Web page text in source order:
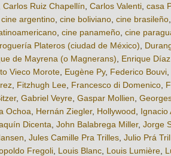
Carlos Ruiz Chapellín Carlos Valenti casa
cine argentino cine boliviano cine brasileño
cine panameño cine
Plateros (ciudad de México)
de Mayrena (o Magnerans)
Enrique
Vieco Morote Eugène Py, Federico Bouvi
Fitzhugh Lee Francesco di Domenico
, Gabriel Veyre Gaspar Mollien
Ochoa
Hernán Ziegler, Hollywood
Ignacio
Dicenta John Balabrega Miller, Jorge
Jules Camille Pra Trilles Julio Prá
Fregoli Louis Blanc Louis Lumière